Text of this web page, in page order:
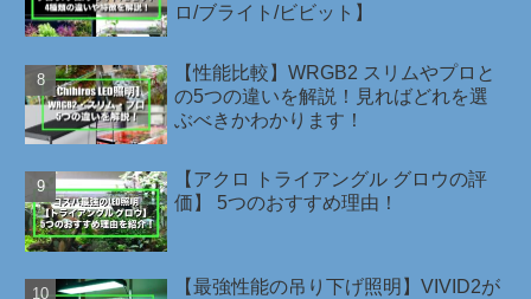
ロ/ブライト/ビビット】
【性能比較】WRGB2 スリムやプロと
の5つの違いを解説！見ればどれを選
ぶべきかわかります！
【アクロ トライアングル グロウの評
価】 5つのおすすめ理由！
【最強性能の吊り下げ照明】VIVID2が